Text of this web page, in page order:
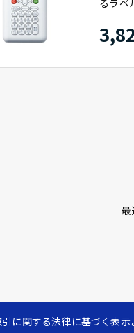
るラベ
最
に関する法律に基づく表示